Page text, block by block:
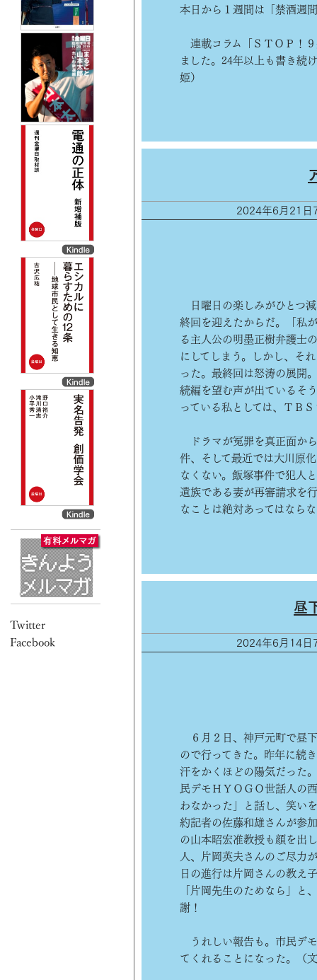
本日から１週間は「禁酒週
連載コラム「ＳＴＯＰ！
ました。24年以上も書き続
姫）
2024年6月21日
日曜日の楽しみがひとつ
終回を迎えたからだ。「私
る主人公の明墨正樹弁護士
にしてしまう。しかし、そ
った。最終回は怒涛の展開
続編を望む声が出ているそ
っている私としては、ＴＢ
ドラマが冤罪を真正面か
件、そして最近では大川原
なくない。飯塚事件で犯人
遺族である妻が再審請求を
なことは絶対あってはなら
昼
2024年6月14日
６月２日、神戸元町で昼
ので行ってきた。昨年に続
汗をかくほどの陽気だった
民デモＨＹＯＧＯ世話人の
わなかった」と話し、笑い
約記者の佐藤和雄さんが参
の山本昭宏准教授も顔を出
人、片岡英夫さんのご尽力
日の進行は片岡さんの教え
「片岡先生のためなら」と
謝！
うれしい報告も。市民デ
てくれることになった。（